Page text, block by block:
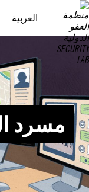
العربية
تخطى
إلى
المحتوى
مسرد